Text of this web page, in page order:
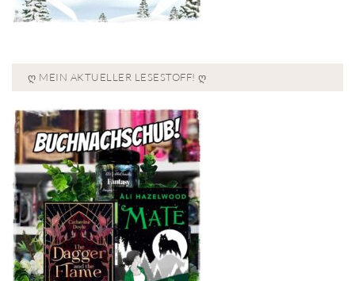
Ღ MEIN AKTUELLER LESESTOFF! Ღ